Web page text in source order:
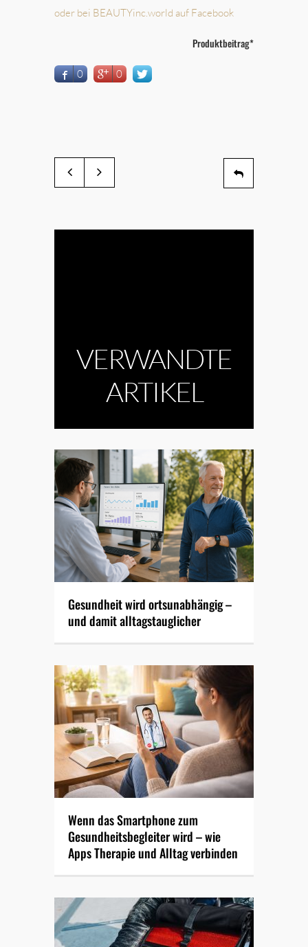
oder bei BEAUTYinc.world auf Facebook
Produktbeitrag*
0 0
VERWANDTE
ARTIKEL
Gesundheit wird ortsunabhängig –
und damit alltagstauglicher
Wenn das Smartphone zum
Gesundheitsbegleiter wird – wie
Apps Therapie und Alltag verbinden